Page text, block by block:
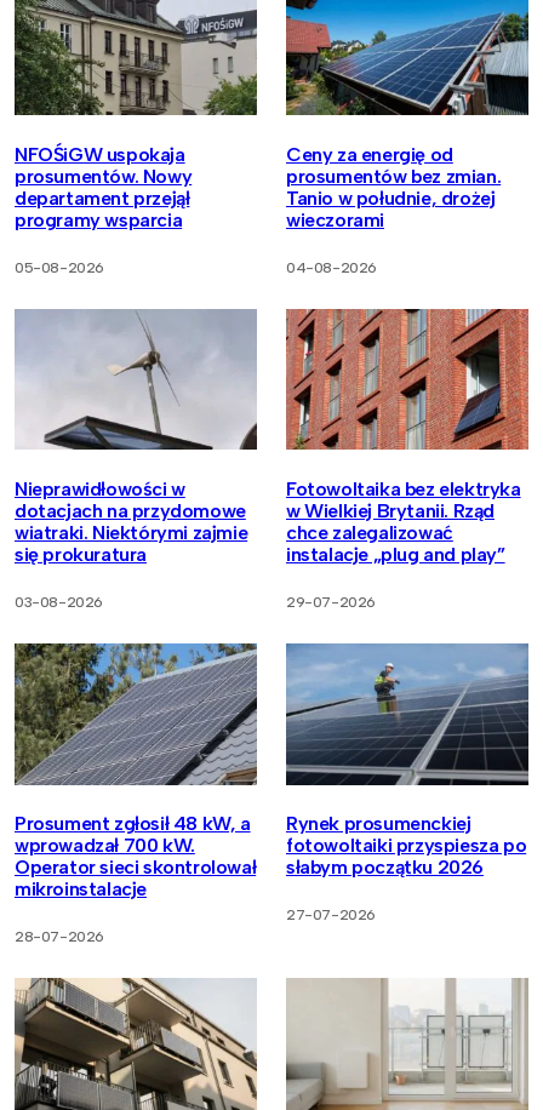
NFOŚiGW uspokaja
prosumentów. Nowy
departament przejął
programy wsparcia
05-08-2026
Ceny za energię od
prosumentów bez zmian.
Tanio w południe, drożej
wieczorami
04-08-2026
Nieprawidłowości w
dotacjach na przydomowe
wiatraki. Niektórymi zajmie
się prokuratura
03-08-2026
Fotowoltaika bez elektryka
w Wielkiej Brytanii. Rząd
chce zalegalizować
instalacje „plug and play”
29-07-2026
Prosument zgłosił 48 kW, a
wprowadzał 700 kW.
Operator sieci skontrolował
mikroinstalacje
28-07-2026
Rynek prosumenckiej
fotowoltaiki przyspiesza po
słabym początku 2026
27-07-2026